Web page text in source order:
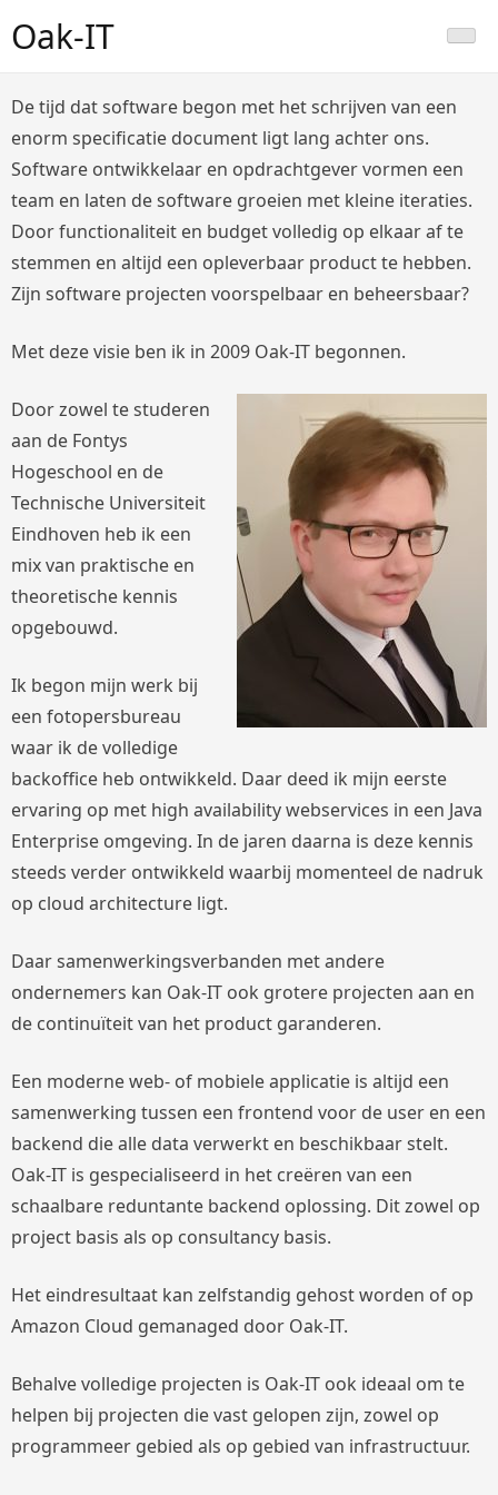
toOak-IT
De tijd dat software begon met het schrijven van een
enorm specificatie document ligt lang achter ons.
Software ontwikkelaar en opdrachtgever vormen een
team en laten de software groeien met kleine iteraties.
Door functionaliteit en budget volledig op elkaar af te
stemmen en altijd een opleverbaar product te hebben.
Zijn software projecten voorspelbaar en beheersbaar?
Met deze visie ben ik in 2009 Oak-IT begonnen.
Door zowel te studeren
aan de Fontys
Hogeschool en de
Technische Universiteit
Eindhoven heb ik een
mix van praktische en
theoretische kennis
opgebouwd.
Ik begon mijn werk bij
een fotopersbureau
waar ik de volledige
backoffice heb ontwikkeld. Daar deed ik mijn eerste
ervaring op met high availability webservices in een Java
Enterprise omgeving. In de jaren daarna is deze kennis
steeds verder ontwikkeld waarbij momenteel de nadruk
op cloud architecture ligt.
Daar samenwerkingsverbanden met andere
ondernemers kan Oak-IT ook grotere projecten aan en
de continuïteit van het product garanderen.
Een moderne web- of mobiele applicatie is altijd een
samenwerking tussen een frontend voor de user en een
backend die alle data verwerkt en beschikbaar stelt.
Oak-IT is gespecialiseerd in het creëren van een
schaalbare reduntante backend oplossing. Dit zowel op
project basis als op consultancy basis.
Het eindresultaat kan zelfstandig gehost worden of op
Amazon Cloud gemanaged door Oak-IT.
Behalve volledige projecten is Oak-IT ook ideaal om te
helpen bij projecten die vast gelopen zijn, zowel op
programmeer gebied als op gebied van infrastructuur.